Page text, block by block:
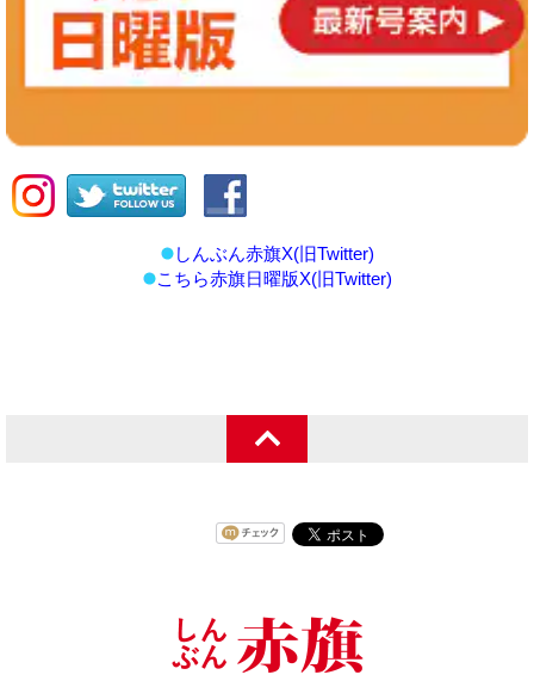
しんぶん赤旗X(旧Twitter)
こちら赤旗日曜版X(旧Twitter)